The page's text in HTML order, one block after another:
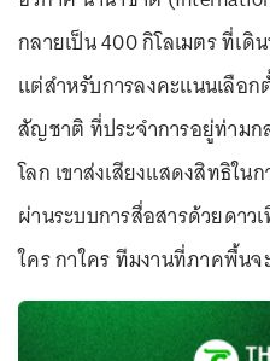
กลายเป็น 400 กิโลเมตร ที่เ
แต่สำหรับการลงคะแนนเลือ
สัญชาติ ที่ประจำการอยู่ท่ามก
โลก เขาส่งเสียงแสดงสิทธิใน
ผ่านระบบการสื่อสารด้วยดาว
ใคร กาใคร ทีมงานที่ภาคพื้น